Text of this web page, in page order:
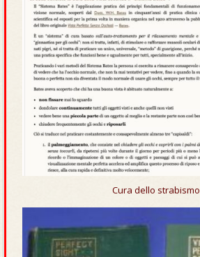
Cura dello strabismo